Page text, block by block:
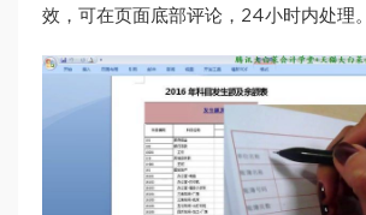
效，可在页面底部评论，24小时内处理。